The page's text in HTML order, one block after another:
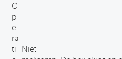
O
p
e
ra
ti
Niet